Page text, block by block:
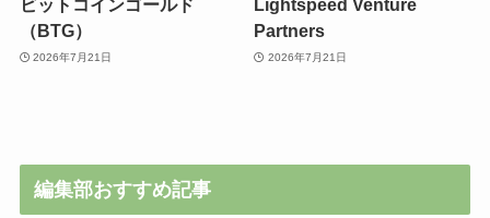
ビットコインゴールド
（BTG）
2026年7月21日
Lightspeed Venture
Partners
2026年7月21日
編集部おすすめ記事